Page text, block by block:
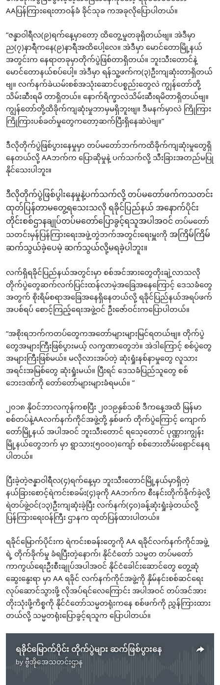
AAပြန်ကြားရေးတာဝန်ခံ ခိုင်သုခ ကအခုလိုပြောပါတယ်။
“ဇန္နာဝါရီလ(၉)ရက်နေ့မှာတော့ ထိတွေ့မှုတခုရှိတယ်ဗျ။ အဲဒီမှာ
ည(၇)နာရီကနေ(၉)နာရီအထိပေါ့လေ။ အဲဒီမှာ မောင်တောမြို့နယ်
အတွင်းက နေရာတခုမှာတိုက်ပွဲဖြစ်တာရှိတယ်။ ဘူးသီးတောင်နဲ့
မောင်တောနယ်စပ်ပေါ့။ အဲဒီမှာ ရန်သူ့ဖက်က(၃)ဦးကျဆုံးတာရှိတယ်
ဗျ။ လက်နက်ခဲယမ်းစစ်အသုံးဆောင်ပစ္စည်းတွေလဲ ကျွန်တော်တို့
သိမ်းဆီးရမိ တာရှိတယ်။ နောက်ရိက္ခာလဲသိမ်းဆီးရမိတာရှိတယ်ဗျ။
ကျွန်တော်တို့ထိခိုက်ကျဆုံးမှုဘာမှမရှိဘူးဗျ။ ဒီမနက်မှာလဲ ကြိုကြား
ကြိုကြားပစ်ခတ်မှုတွေကတော့ဆက်ပြီးရှိနေဆဲပဲဗျ။”
ဒီလိုတိုက်ပွဲဖြစ်ပွားနေမှုမှာ တပ်မတော်ဘက်ကထိခိုက်ကျဆုံးမှုတွေရှိ
နေတယ်လို့ AAဘက်က ပြောဆိုမှုနဲ့ ပက်သက်လို့ သီးခြားအတည်မပြု
နိုင်သေးပါဘူး။
ဒီလိုတိုက်ပွဲဖြစ်ပွါးနေမှုနဲ့ပက်သက်လို့ တပ်မတော်ဖက်ကသတင်း
ထုတ်ပြန်တာမတွေ့ရသေးသလို ရခိုင်ပြည်နယ် အနောက်ပိုင်း
တိုင်းစစ်ဌာနချုပ်တပ်မတော်ပြောခွင့်ရသူအပါအဝင် တပ်မတော်
သတင်းမှန်ပြန်ကြားရေးအဖွဲ့တွဲဘက်အတွင်းရေးမှူးကို အကြိမ်ကြိမ်
ဆက်သွယ်ခဲ့ပေမဲ့ ဆက်သွယ်လို့မရခဲ့ပါဘူး။
လက်ရှိရခိုင်ပြည်နယ်အတွင်းမှာ စစ်အင်အားတွေတိုးချဲ့လာသလို
တိုက်ပွဲတွေဆက်လက်ပြင်းထန်လာမဲ့အခြေအနေကြောင့် ဒေသခံတွေ
အတွက် စိုးရိမ်စရာအခြေအနေရှိနေတယ်လို့ ရခိုင်ပြည်နယ်အရပ်ဖက်
အပစ်ရပ် စောင့်ကြည့်ရေးအဖွဲ့ဝင် ဦးဇော်ဝင်းကပြောပါတယ်။
“အစိုးရဘက်ကတပ်တွေကအတော်များများမြင်ရတယ်ဗျ။ တိုက်ပွဲ
တွေအများကြီးဖြစ်ပွားမယ့် လက္ခဏာတွေဘဲ။ အဲဒါကြောင့် စစ်ပွဲတွေ
အများကြီးဖြစ်မယ်။ မလိုလားအပ်တဲ့ ဆုံးရှုံးနစ်နာမှုတွေ လူသား
အရင်းအမြစ်တွေ ဆုံးရှုံးမယ်။ ပြီးရင် ဒေသခံပြည်သူတွေ စစ်
ဘေးဒဏ်ကို တော်တော်များများခံရမယ်။ ”
၂၀၁၈ နိုဝင်ဘာလကုန်ကစပြီး ၂၀၁၉နှစ်သစ် ဒီကနေ့အထိ မြန်မာ
စစ်တပ်နဲ့AAလက်နက်ကိုင်အဖွဲ့တို့ နှစ်ဖက် တိုက်ပွဲကြောင့် ကျောက်
တော်မြို့နယ် အပါအဝင် ဘူးသီးတောင် ရသေ့တောင် ပုဏ္ဏားကျွန်း
မြို့နယ်တွေဘက် မှာ ရွာသား(၅၀၀၀)ကျော် စစ်ဘေးတိမ်းရှောင်နေရ
ပါတယ်။
ပြီးခဲ့တဲ့ဇန္နာဝါရီလ(၄)ရက်နေ့မှာ ဘူးသီးတောင်မြို့နယ်မှာရှိတဲ့
နယ်ခြားစောင့်ရဲကင်းစခမ်း(၄)ခုကို AAဘက်က စီးနင်းတိုက်ခိုက်ခဲ့လို့
ရဲတပ်ဖွဲ့ဝင်(၁၃)ဦးကျဆုံးခဲ့ပြီး လက်နက်(၄၀)ခန့်ဆုံးရှုံးခဲ့တယ်လို့
ပြန်ကြားရေးဝန်ကြီး ဌာနက ထုတ်ပြန်ထားပါတယ်။
ရခိုင်မြောက်ပိုင်းက ရဲကင်းစခန်းတွေကို AA ရခိုင်လက်နက်ကိုင်အဖွဲ့
ရဲ့ တိုက်ခိုက်မှု ခံရပြီးတဲ့နောက်၊ နိုင်ငံတော် သမ္မတ တပ်မတော်
ကာကွယ်ရေးဦးစီးချုပ်အပါအဝင် နိုင်ငံခေါင်းဆောင်တွေ တွေ့ဆုံ
ဆွေးနွေးရာ မှာ AA ရခိုင် လက်နက်ကိုင်အဖွဲ့ကို နှိမ်နင်းစစ်ဆင်ရေး
လုပ်ဆောင်သွားဖို့ လိုအပ်ရင်လေကြောင်း အပါအဝင် တပ်အင်အား
တိုးသုံးဖို့ကိစ္စကို နိုင်ငံတော်သမ္မတရုံးကနေ စစ်ဖက်ကို ညွှန်ကြားထား
တယ်လို့ သမ္မတရုံးပြောခွင့်ရသူက ပြောပါတယ်။
ရခိုင်မြောက်ပိုင်း တိုက်ပွဲများ ဆက်ဖြစ်ပွားနေ
by ဗွီအိုအေသတင်းဌာန
No media source currently available